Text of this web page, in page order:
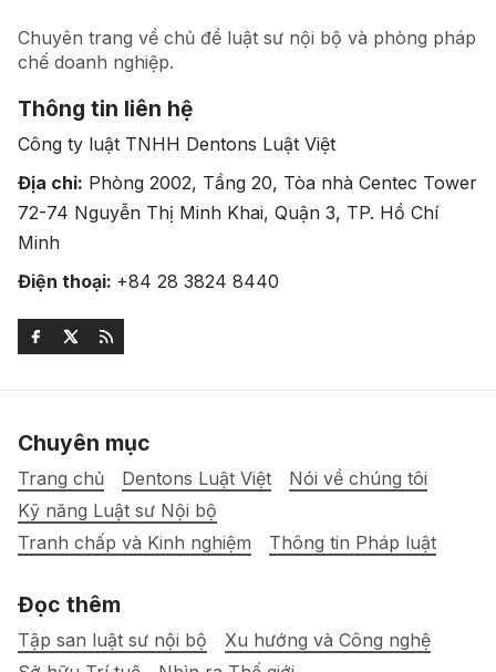
Chuyên trang về chủ đề luật sư nội bộ và phòng pháp
chế doanh nghiệp.
Thông tin liên hệ
Công ty luật TNHH Dentons Luật Việt
Địa chỉ: Phòng 2002, Tầng 20, Tòa nhà Centec Tower
72-74 Nguyễn Thị Minh Khai, Quận 3, TP. Hồ Chí
Minh
Điện thoại: +84 28 3824 8440
Chuyên mục
Trang chủ Dentons Luật Việt
Nói về chúng tôi
Kỹ năng Luật sư Nội bộ
Tranh chấp và Kinh nghiệm
Thông tin Pháp luật
Đọc thêm
Tập san luật sư nội bộ
Xu hướng và Công nghệ